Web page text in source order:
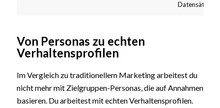
Datensätze
Von Personas zu echten
Verhaltensprofilen
Im Vergleich zu traditionellem Marketing arbeitest du
nicht mehr mit Zielgruppen-Personas, die auf Annahmen
basieren. Du arbeitest mit echten Verhaltensprofilen.